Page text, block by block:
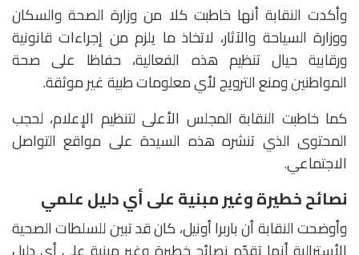
وأكدت النقابة أنها خاطبت كلا من وزارة الصحة والسكان
ووزارة السياحة والآثار، لاتخاذ ما يلزم من إجراءات قانونية
ورقابية حيال تنظيم هذه الفعالية، حفاظا على صحة
المواطنين ومنع الترويج لأي معلومات طبية غير موثقة.
كما خاطبت النقابة المجلس الأعلى لتنظيم الإعلام، لحجب
المحتوى الذي تنشره هذه السيدة على مواقع التواصل
الاجتماعي.
نصائح خطيرة وغير مبنية على أي دليل علمي
وأوضحت النقابة أن باربرا أونيل، كان قد تبين للسلطات الصحية